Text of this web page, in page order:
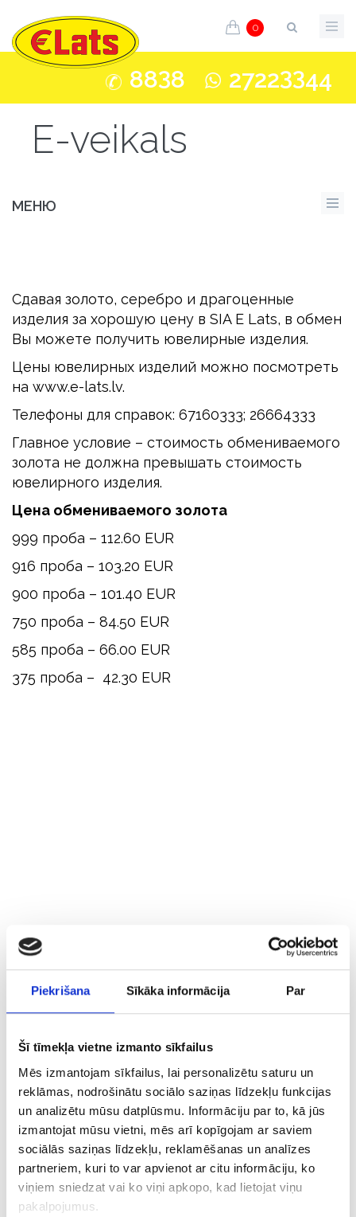
Piekrišana Sīkāka informācija Par
Šī tīmekļa vietne izmanto sīkfailus
Mēs izmantojam sīkfailus, lai personalizētu saturu un
reklāmas, nodrošinātu sociālo saziņas līdzekļu funkcijas
un analizētu mūsu datplūsmu. Informāciju par to, kā jūs
izmantojat mūsu vietni, mēs arī kopīgojam ar saviem
sociālās saziņas līdzekļu, reklamēšanas un analīzes
partneriem, kuri to var apvienot ar citu informāciju, ko
viņiem sniedzat vai ko viņi apkopo, kad lietojat viņu
pakalpojumus.
0
8838 27223344
E-veikals
МЕНЮ
Сдавая золото, серебро и драгоценные
изделия за хорошую цену в SIA E Lats, в обмен
Вы можете получить ювелирные изделия.
Цены ювелирных изделий можно посмотреть
на www.e-lats.lv.
Телефоны для справок: 67160333; 26664333
Главное условие – стоимость обмениваемого
золота не должнa превышать стоимость
ювелирного изделия.
Цена обмениваемого золота
999 проба – 112.60 EUR
916 проба – 103.20 EUR
900 проба – 101.40 EUR
750 проба – 84.50 EUR
585 проба – 66.00 EUR
375 проба – 42.30 EUR